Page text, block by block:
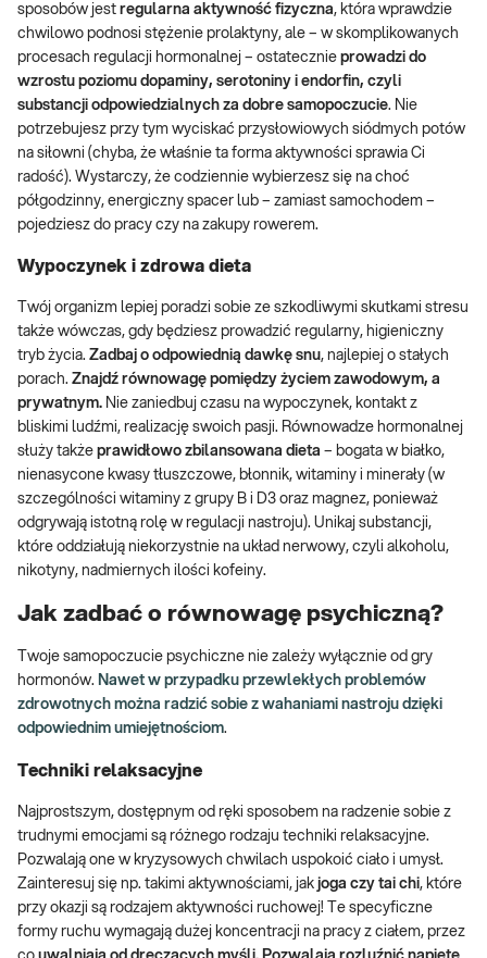
sposobów jest regularna aktywność fizyczna, która wprawdzie
chwilowo podnosi stężenie prolaktyny, ale – w skomplikowanych
procesach regulacji hormonalnej – ostatecznie prowadzi do
wzrostu poziomu dopaminy, serotoniny i endorfin, czyli
substancji odpowiedzialnych za dobre samopoczucie. Nie
potrzebujesz przy tym wyciskać przysłowiowych siódmych potów
na siłowni (chyba, że właśnie ta forma aktywności sprawia Ci
radość). Wystarczy, że codziennie wybierzesz się na choć
półgodzinny, energiczny spacer lub – zamiast samochodem –
pojedziesz do pracy czy na zakupy rowerem.
Wypoczynek i zdrowa dieta
Twój organizm lepiej poradzi sobie ze szkodliwymi skutkami stresu
także wówczas, gdy będziesz prowadzić regularny, higieniczny
tryb życia. Zadbaj o odpowiednią dawkę snu, najlepiej o stałych
porach. Znajdź równowagę pomiędzy życiem zawodowym, a
prywatnym. Nie zaniedbuj czasu na wypoczynek, kontakt z
bliskimi ludźmi, realizację swoich pasji. Równowadze hormonalnej
służy także prawidłowo zbilansowana dieta – bogata w białko,
nienasycone kwasy tłuszczowe, błonnik, witaminy i minerały (w
szczególności witaminy z grupy B i D3 oraz magnez, ponieważ
odgrywają istotną rolę w regulacji nastroju). Unikaj substancji,
które oddziałują niekorzystnie na układ nerwowy, czyli alkoholu,
nikotyny, nadmiernych ilości kofeiny.
Jak zadbać o równowagę psychiczną?
Twoje samopoczucie psychiczne nie zależy wyłącznie od gry
hormonów. Nawet w przypadku przewlekłych problemów
zdrowotnych można radzić sobie z wahaniami nastroju dzięki
odpowiednim umiejętnościom.
Techniki relaksacyjne
Najprostszym, dostępnym od ręki sposobem na radzenie sobie z
trudnymi emocjami są różnego rodzaju techniki relaksacyjne.
Pozwalają one w kryzysowych chwilach uspokoić ciało i umysł.
Zainteresuj się np. takimi aktywnościami, jak joga czy tai chi, które
przy okazji są rodzajem aktywności ruchowej! Te specyficzne
formy ruchu wymagają dużej koncentracji na pracy z ciałem, przez